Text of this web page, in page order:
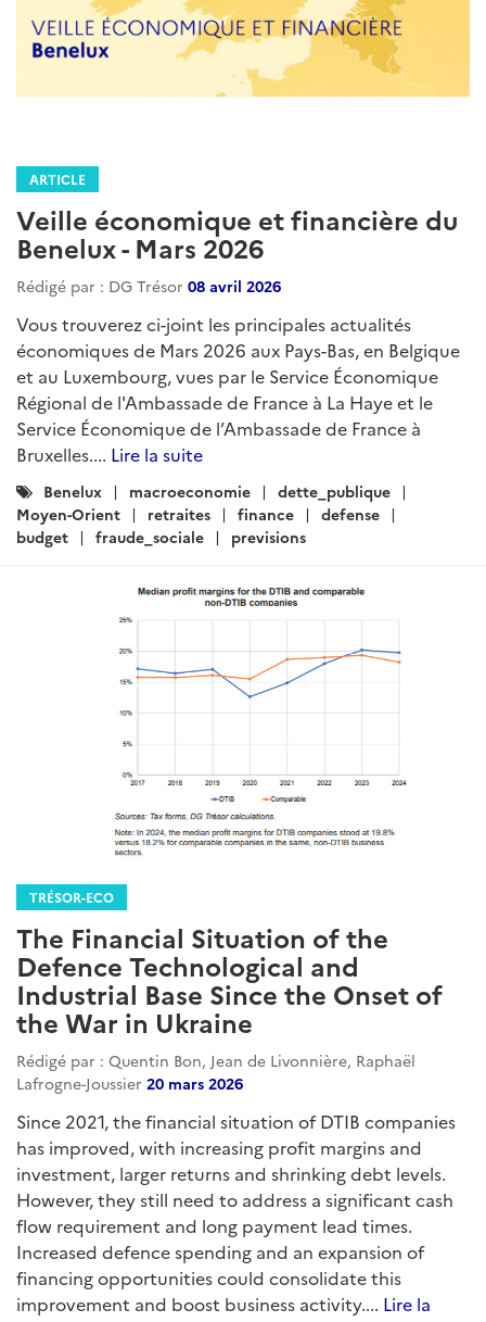
ARTICLE
Veille économique et financière du
Benelux - Mars 2026
Rédigé par : DG Trésor 08 avril 2026
Vous trouverez ci-joint les principales actualités
économiques de Mars 2026 aux Pays-Bas, en Belgique
et au Luxembourg, vues par le Service Économique
Régional de l'Ambassade de France à La Haye et le
Service Économique de l’Ambassade de France à
Bruxelles.... Lire la suite
Catégories
:
Benelux macroeconomie
dette_publique
Moyen-Orient
retraites finance
defense
budget
fraude_sociale previsions
TRÉSOR-ECO
The Financial Situation of the
Defence Technological and
Industrial Base Since the Onset of
the War in Ukraine
Rédigé par : Quentin Bon, Jean de Livonnière, Raphaël
Lafrogne-Joussier 20 mars 2026
Since 2021, the financial situation of DTIB companies
has improved, with increasing profit margins and
investment, larger returns and shrinking debt levels.
However, they still need to address a significant cash
flow requirement and long payment lead times.
Increased defence spending and an expansion of
financing opportunities could consolidate this
improvement and boost business activity.... Lire la